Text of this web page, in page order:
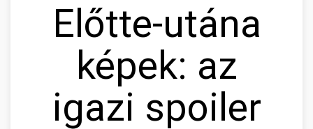
Előtte-utána
képek: az
igazi spoiler